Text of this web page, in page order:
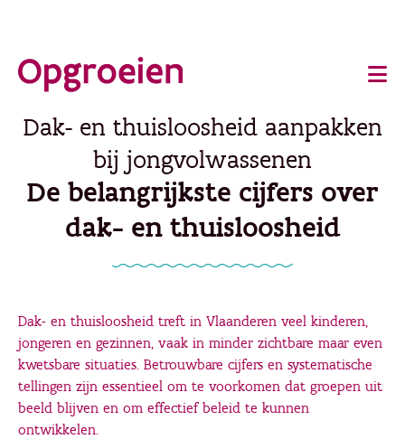
direct
hoofdinhoud
Main
navigation
Dak- en thuisloosheid aanpakken
bij jongvolwassenen
De belangrijkste cijfers over
dak- en thuisloosheid
Dak- en thuisloosheid treft in Vlaanderen veel kinderen,
jongeren en gezinnen, vaak in minder zichtbare maar even
kwetsbare situaties. Betrouwbare cijfers en systematische
tellingen zijn essentieel om te voorkomen dat groepen uit
beeld blijven en om effectief beleid te kunnen
ontwikkelen.